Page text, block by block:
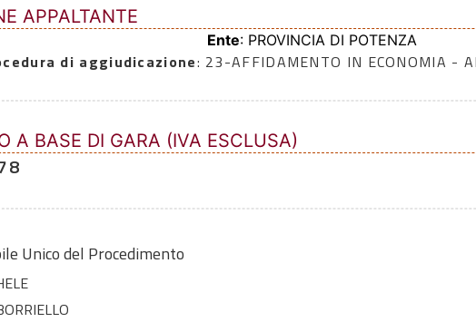
APPALTANTE
Ente: PROVINCIA DI POTENZA
di aggiudicazione: 23-AFFIDAMENTO IN ECONOMIA -
A BASE DI GARA (IVA ESCLUSA)
Unico del Procedimento